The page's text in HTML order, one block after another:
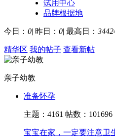
试用中心
品牌根据地
今日： 0| 昨日： 0| 最高日：
精华区 我的帖子 查看新帖
亲子幼教
准备怀孕
主题：4161 帖数：101696
宝宝在家，一定要注意卫